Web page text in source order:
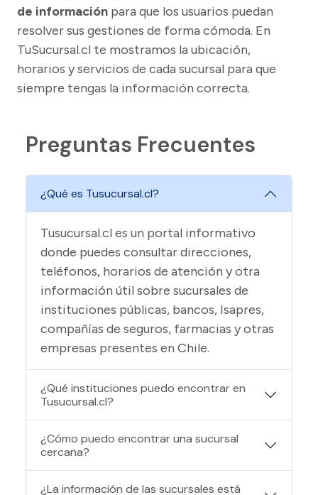
de información para que los usuarios puedan
resolver sus gestiones de forma cómoda. En
TuSucursal.cl te mostramos la ubicación,
horarios y servicios de cada sucursal para que
siempre tengas la información correcta.
Preguntas Frecuentes
¿Qué es Tusucursal.cl?
Tusucursal.cl es un portal informativo
donde puedes consultar direcciones,
teléfonos, horarios de atención y otra
información útil sobre sucursales de
instituciones públicas, bancos, Isapres,
compañías de seguros, farmacias y otras
empresas presentes en Chile.
¿Qué instituciones puedo encontrar en
Tusucursal.cl?
¿Cómo puedo encontrar una sucursal
cercana?
¿La información de las sucursales está